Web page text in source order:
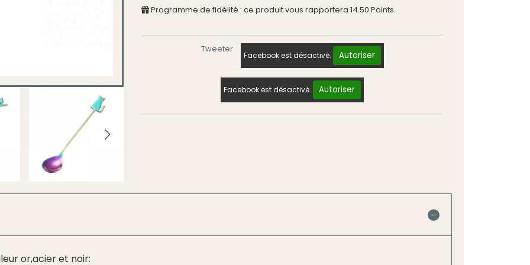
Programme de fidélité : ce produit vous rapportera 14.50 Points.
Tweeter
Facebook est désactivé. Autoriser
Facebook est désactivé. Autoriser
or,acier et noir: